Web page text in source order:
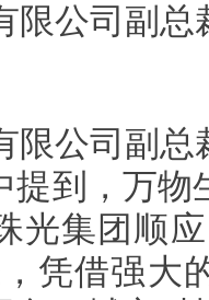
限公司副
限公司副
提到，万物
光集团顺
凭借强大